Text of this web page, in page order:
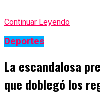
Continuar Leyendo
Deportes
La escandalosa
que doblegó los